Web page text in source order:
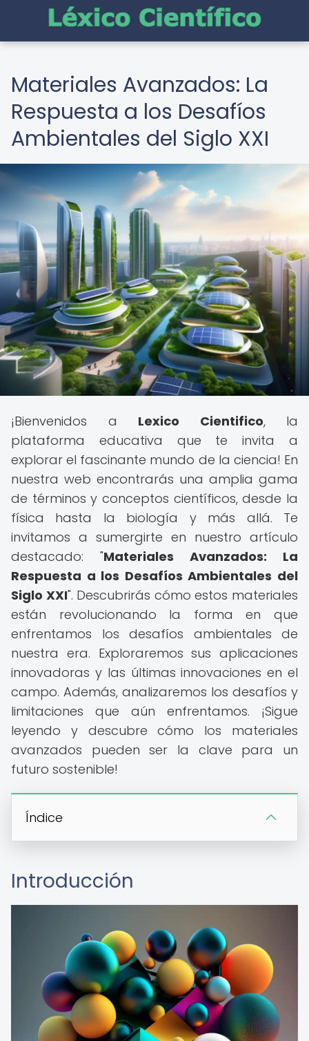
Materiales Avanzados: La
Respuesta a los Desafíos
Ambientales del Siglo XXI
¡Bienvenidos a Lexico Cientifico, la
plataforma educativa que te invita a
explorar el fascinante mundo de la ciencia! En
nuestra web encontrarás una amplia gama
de términos y conceptos científicos, desde la
física hasta la biología y más allá. Te
invitamos a sumergirte en nuestro artículo
destacado: "Materiales Avanzados: La
Respuesta a los Desafíos Ambientales del
Siglo XXI". Descubrirás cómo estos materiales
están revolucionando la forma en que
enfrentamos los desafíos ambientales de
nuestra era. Exploraremos sus aplicaciones
innovadoras y las últimas innovaciones en el
campo. Además, analizaremos los desafíos y
limitaciones que aún enfrentamos. ¡Sigue
leyendo y descubre cómo los materiales
avanzados pueden ser la clave para un
futuro sostenible!
Índice
Introducción